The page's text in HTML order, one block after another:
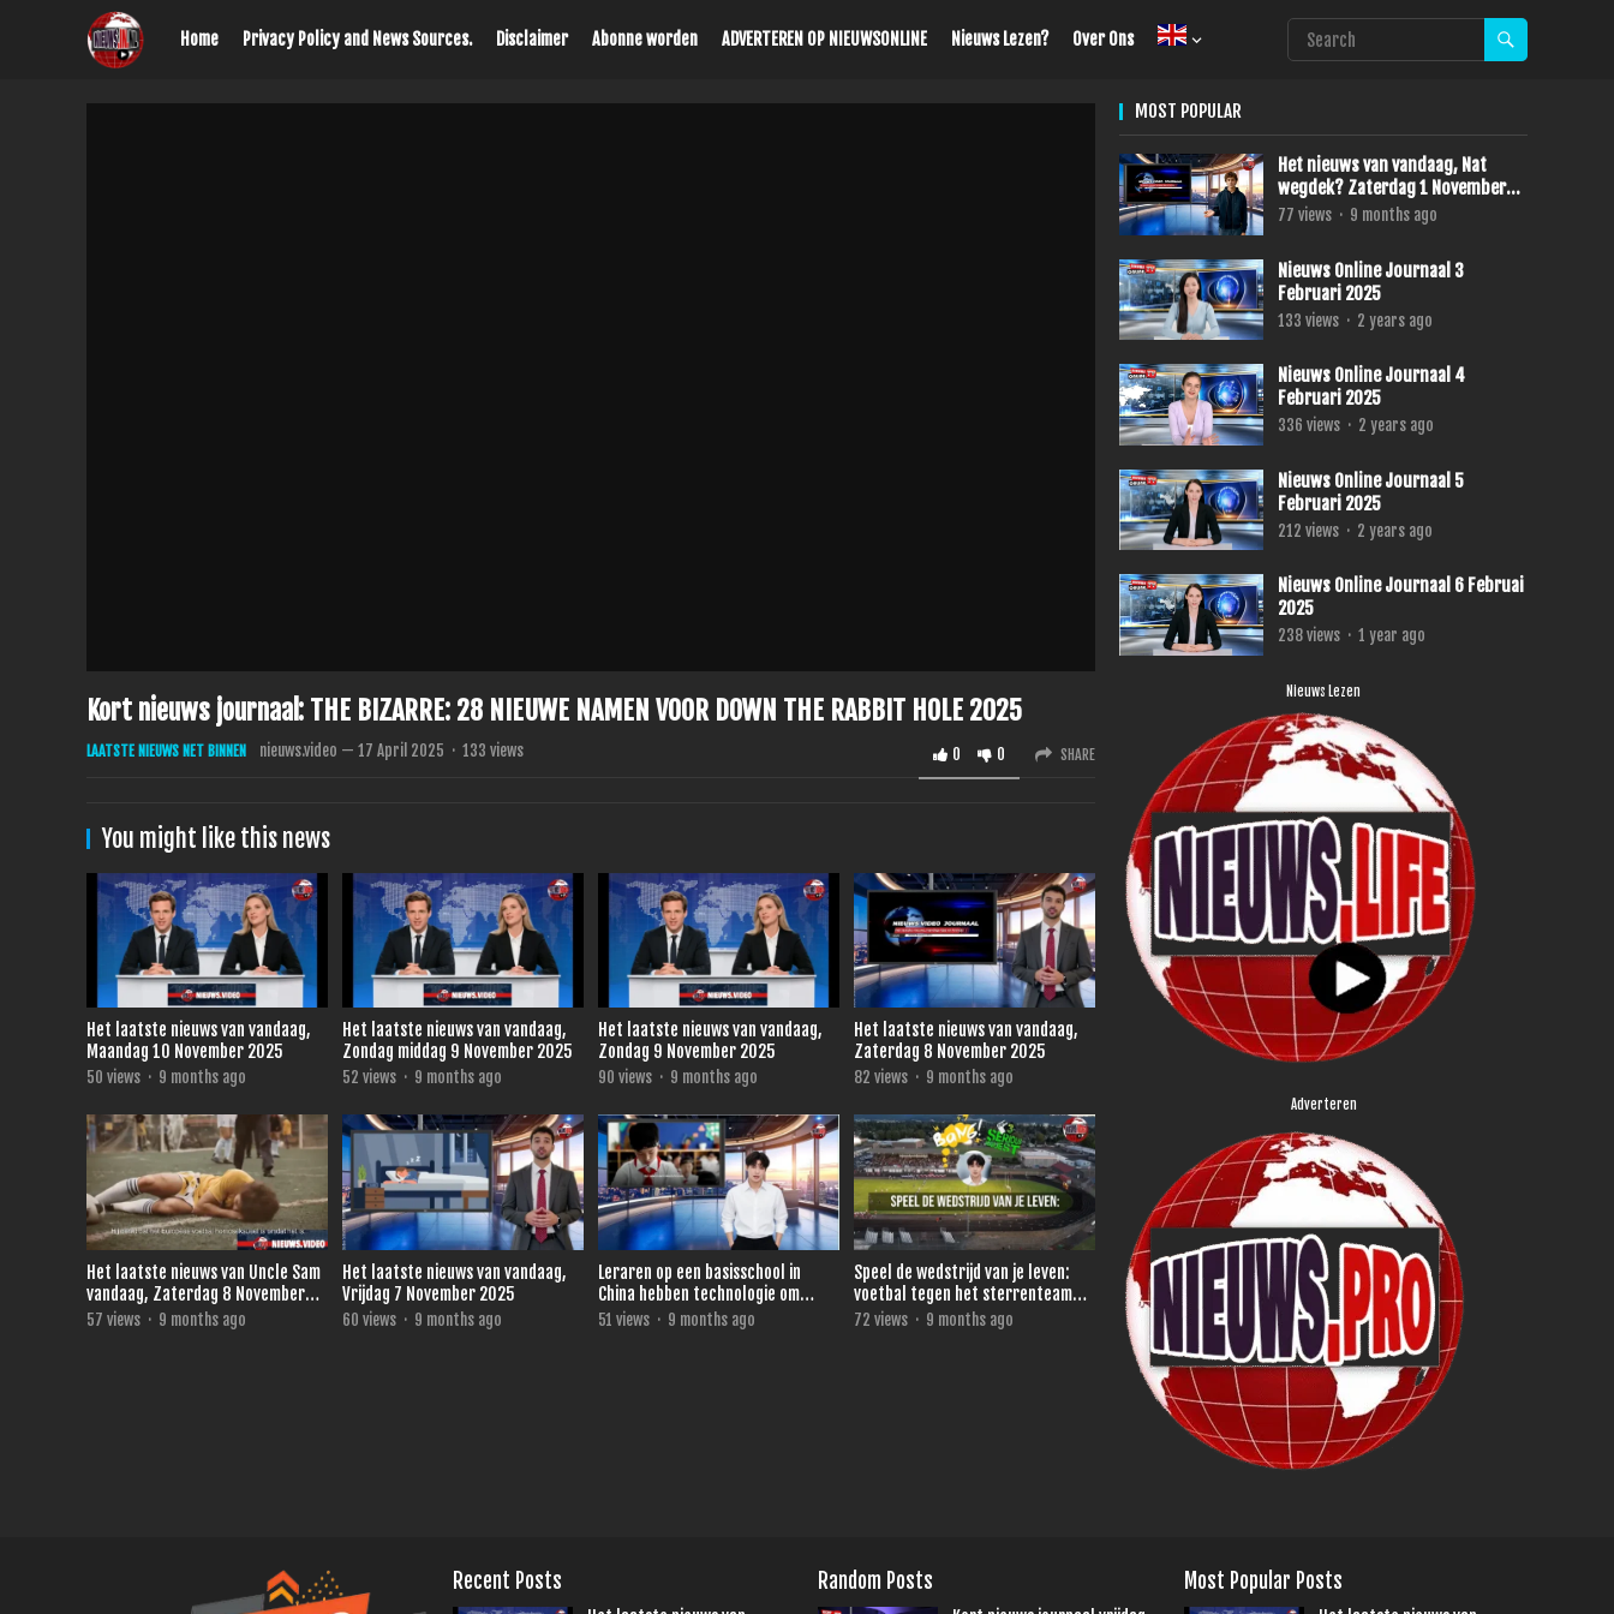
Home Privacy Policy and News Sources. Disclaimer Abonne worden ADVERTEREN OP NIEUWSONLINE Nieuws Lezen? Over Ons
Kort nieuws journaal: THE BIZARRE: 28 NIEUWE NAMEN VOOR DOWN THE RABBIT HOLE 2025
LAATSTE NIEUWS NET BINNEN nieuws.video — 17 April 2025 · 133 views 0 0 SHARE
You might like this news
Het laatste nieuws van vandaag,
Maandag 10 November 2025
50 views · 9 months ago
Het laatste nieuws van vandaag,
Zondag middag 9 November 2025
52 views · 9 months ago
Het laatste nieuws van vandaag,
Zondag 9 November 2025
90 views · 9 months ago
Het laatste nieuws van vandaag,
Zaterdag 8 November 2025
82 views · 9 months ago
Het laatste nieuws van Uncle Sam
vandaag, Zaterdag 8 November
2025
57 views · 9 months ago
Het laatste nieuws van vandaag,
Vrijdag 7 November 2025
60 views · 9 months ago
Leraren op een basisschool in
China hebben technologie om
direct te zien wie niet oplet.
51 views · 9 months ago
Speel de wedstrijd van je leven:
voetbal tegen het sterrenteam
van Ronald de Boer voor 3FM
72 views · 9 months ago
MOST POPULAR
Het nieuws van vandaag, Nat
wegdek? Zaterdag 1 November
2025
77 views · 9 months ago
Nieuws Online Journaal 3
Februari 2025
133 views · 2 years ago
Nieuws Online Journaal 4
Februari 2025
336 views · 2 years ago
Nieuws Online Journaal 5
Februari 2025
212 views · 2 years ago
Nieuws Online Journaal 6 Februai
2025
238views · 1 year ago
Nieuws Lezen
Adverteren
Recent Posts Random Posts Most Popular Posts